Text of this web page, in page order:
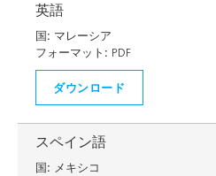
英語
国: マレーシア
フォーマット: PDF
ダウンロード
スペイン語
国: メキシコ